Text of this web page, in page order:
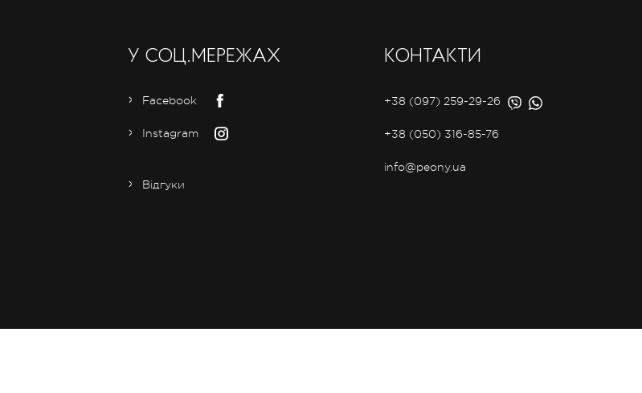
У СОЦ.МЕРЕЖАХ
Facebook
Instagram
Відгуки
КОНТАКТИ
+38 (097) 259-29-26
+38 (050) 316-85-76
info@peony.ua